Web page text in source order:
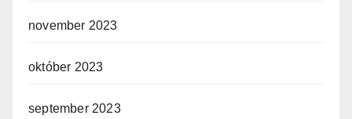
november 2023
október 2023
september 2023